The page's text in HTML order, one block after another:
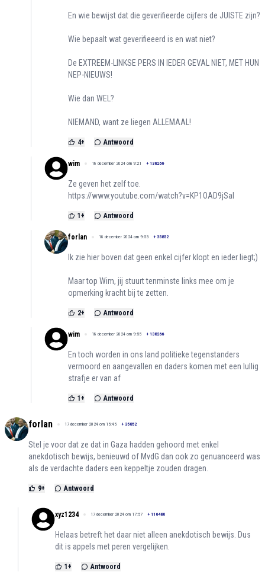
En wie bewijst dat die geverifieerde cijfers de JUISTE zijn?
Wie bepaalt wat geverifieeerd is en wat niet?
De EXTREEM-LINKSE PERS IN IEDER GEVAL NIET, MET HUN
NEP-NIEUWS!
Wie dan WEL?
NIEMAND, want ze liegen ALLEMAAL!
4+ Antwoord
wim 18 december 2024 om 9:21 + 138266
Ze geven het zelf toe.
https://www.youtube.com/watch?v=KP1OAD9jSaI
1 + Antwoord
forlan 18 december 2024 om 9:53 + 35852
Ik zie hier boven dat geen enkel cijfer klopt en ieder liegt;)
Maar top Wim, jij stuurt tenminste links mee om je
opmerking kracht bij te zetten.
2+ Antwoord
wim 18 december 2024 om 9:55 + 138266
En toch worden in ons land politieke tegenstanders
vermoord en aangevallen en daders komen met een lullig
strafje er van af
1 + Antwoord
forlan 17 december 2024 om 15:45 + 35852
Stel je voor dat ze dat in Gaza hadden gehoord met enkel
anekdotisch bewijs, benieuwd of MvdG dan ook zo genuanceerd was
als de verdachte daders een keppeltje zouden dragen.
9+ Antwoord
xyz1234 17 december 2024 om 17:57 + 116480
Helaas betreft het daar niet alleen anekdotisch bewijs. Dus
dit is appels met peren vergelijken.
1 + Antwoord